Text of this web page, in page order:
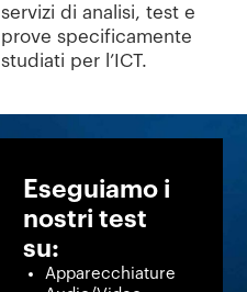
servizi di analisi, test e
prove specificamente
studiati per l’ICT.
Eseguiamo i
nostri test
su:
Apparecchiature